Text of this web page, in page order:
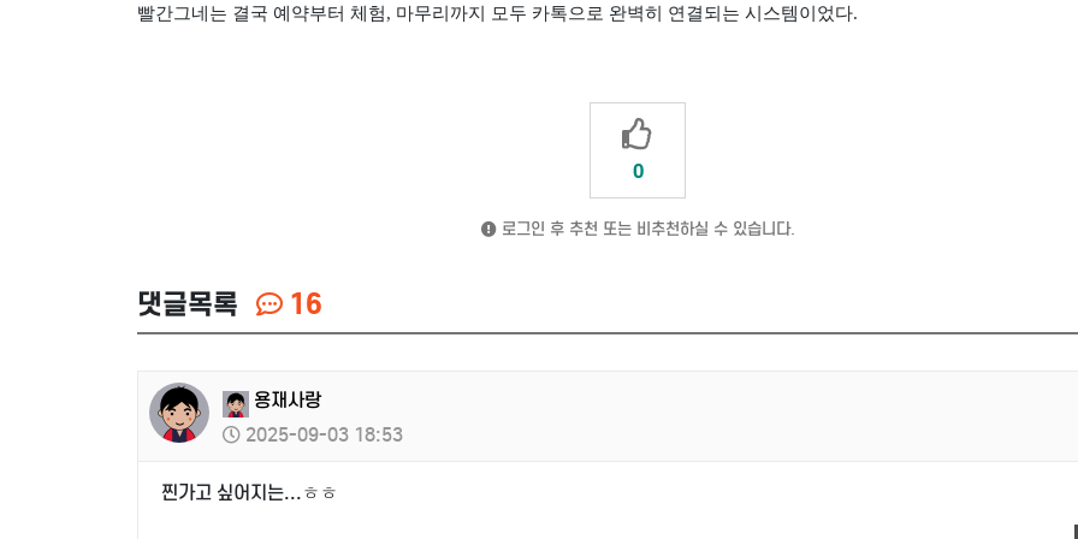
빨간그네는 결국 예약부터 체험, 마무리까지 모두 카톡으로 완벽히 연결되는 시스템이었다.
0
로그인 후 추천 또는 비추천하실 수 있습니다.
댓글목록 16
용재사랑
2025-09-03 18:53
찐가고 싶어지는...ㅎㅎ